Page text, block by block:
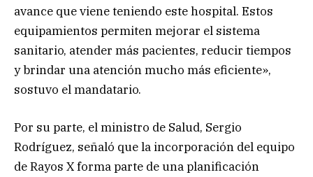
avance que viene teniendo este hospital. Estos
equipamientos permiten mejorar el sistema
sanitario, atender más pacientes, reducir tiempos
y brindar una atención mucho más eficiente»,
sostuvo el mandatario.
Por su parte, el ministro de Salud, Sergio
Rodríguez, señaló que la incorporación del equipo
de Rayos X forma parte de una planificación